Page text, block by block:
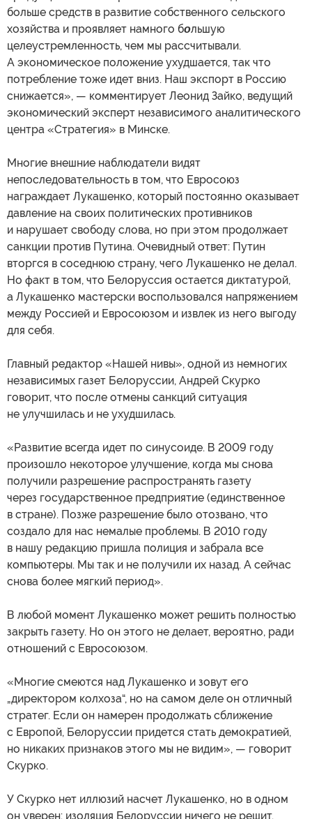
больше средств в развитие собственного сельского
хозяйства и проявляет намного большую
целеустремленность, чем мы рассчитывали.
А экономическое положение ухудшается, так что
потребление тоже идет вниз. Наш экспорт в Россию
снижается», — комментирует Леонид Зайко, ведущий
экономический эксперт независимого аналитического
центра «Стратегия» в Минске.
Многие внешние наблюдатели видят
непоследовательность в том, что Евросоюз
награждает Лукашенко, который постоянно оказывает
давление на своих политических противников
и нарушает свободу слова, но при этом продолжает
санкции против Путина. Очевидный ответ: Путин
вторгся в соседнюю страну, чего Лукашенко не делал.
Но факт в том, что Белоруссия остается диктатурой,
а Лукашенко мастерски воспользовался напряжением
между Россией и Евросоюзом и извлек из него выгоду
для себя.
Главный редактор «Нашей нивы», одной из немногих
независимых газет Белоруссии, Андрей Скурко
говорит, что после отмены санкций ситуация
не улучшилась и не ухудшилась.
«Развитие всегда идет по синусоиде. В 2009 году
произошло некоторое улучшение, когда мы снова
получили разрешение распространять газету
через государственное предприятие (единственное
в стране). Позже разрешение было отозвано, что
создало для нас немалые проблемы. В 2010 году
в нашу редакцию пришла полиция и забрала все
компьютеры. Мы так и не получили их назад. А сейчас
снова более мягкий период».
В любой момент Лукашенко может решить полностью
закрыть газету. Но он этого не делает, вероятно, ради
отношений с Евросоюзом.
«Многие смеются над Лукашенко и зовут его
„директором колхоза“, но на самом деле он отличный
стратег. Если он намерен продолжать сближение
с Европой, Белоруссии придется стать демократией,
но никаких признаков этого мы не видим», — говорит
Скурко.
У Скурко нет иллюзий насчет Лукашенко, но в одном
он уверен: изоляция Белоруссии ничего не решит.